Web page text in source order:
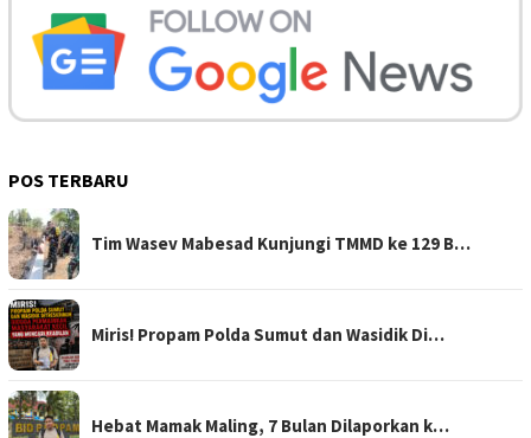
POS TERBARU
Tim Wasev Mabesad Kunjungi TMMD ke 129 B…
Miris! Propam Polda Sumut dan Wasidik Di…
Hebat Mamak Maling, 7 Bulan Dilaporkan k…